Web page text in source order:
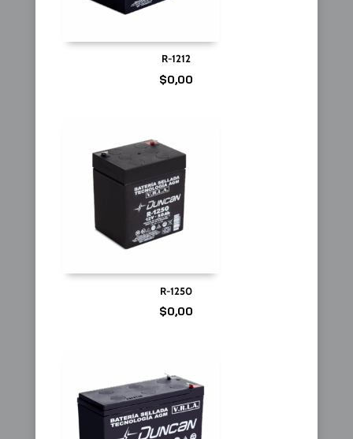
R-1212
$0,00
R-1250
$0,00